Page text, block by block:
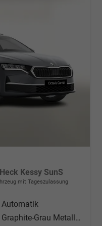
Kessy SunS
mit Tageszulassung
Automatik
Graphite-Grau Metallic